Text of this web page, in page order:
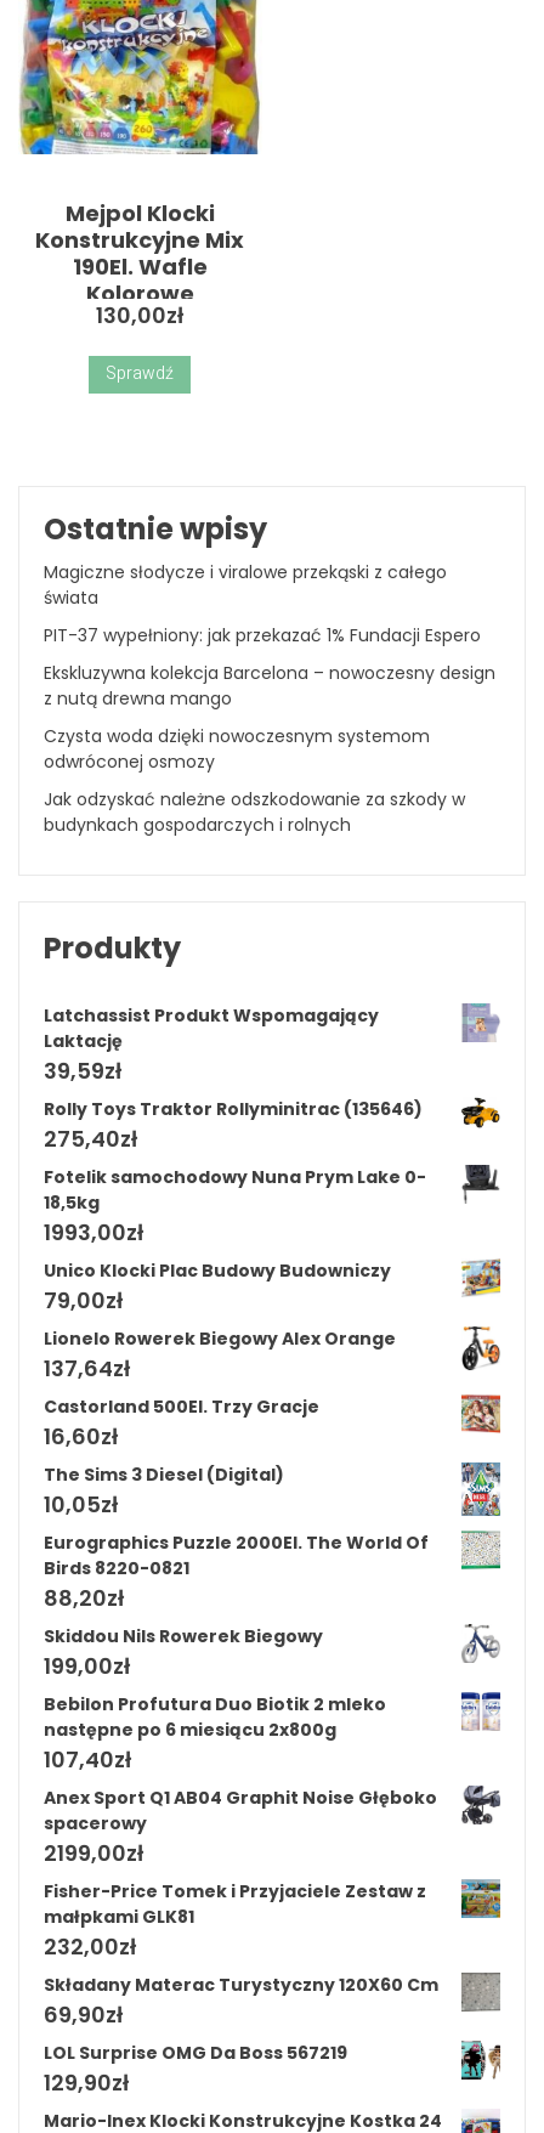
Mejpol Klocki
Konstrukcyjne Mix
190El. Wafle
Kolorowe
130,00zł
Sprawdź
Ostatnie wpisy
Magiczne słodycze i viralowe przekąski z całego
świata
PIT-37 wypełniony: jak przekazać 1% Fundacji Espero
Ekskluzywna kolekcja Barcelona – nowoczesny design
z nutą drewna mango
Czysta woda dzięki nowoczesnym systemom
odwróconej osmozy
Jak odzyskać należne odszkodowanie za szkody w
budynkach gospodarczych i rolnych
Produkty
Latchassist Produkt Wspomagający
Laktację
39,59zł
Rolly Toys Traktor Rollyminitrac (135646)
275,40zł
Fotelik samochodowy Nuna Prym Lake 0-
18,5kg
1993,00zł
Unico Klocki Plac Budowy Budowniczy
79,00zł
Lionelo Rowerek Biegowy Alex Orange
137,64zł
Castorland 500El. Trzy Gracje
16,60zł
The Sims 3 Diesel (Digital)
10,05zł
Eurographics Puzzle 2000El. The World Of
Birds 8220-0821
88,20zł
Skiddou Nils Rowerek Biegowy
199,00zł
Bebilon Profutura Duo Biotik 2 mleko
następne po 6 miesiącu 2x800g
107,40zł
Anex Sport Q1 AB04 Graphit Noise Głęboko
spacerowy
2199,00zł
Fisher-Price Tomek i Przyjaciele Zestaw z
małpkami GLK81
232,00zł
Składany Materac Turystyczny 120X60 Cm
69,90zł
LOL Surprise OMG Da Boss 567219
129,90zł
Mario-Inex Klocki Konstrukcyjne Kostka 24